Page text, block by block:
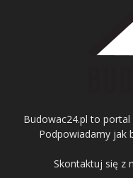
Budowac24.pl to
Podpowiadamy jak
Skontaktuj się z